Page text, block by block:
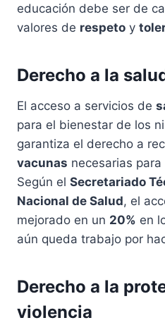
educación debe ser de
valores de respeto y
Derecho a la
El acceso a servicios de
para el bienestar de los
garantiza el derecho a
vacunas necesarias
Según el Secretariado
Nacional de Salud, el
mejorado en un 20% en
aún queda trabajo por
Derecho a la
violencia